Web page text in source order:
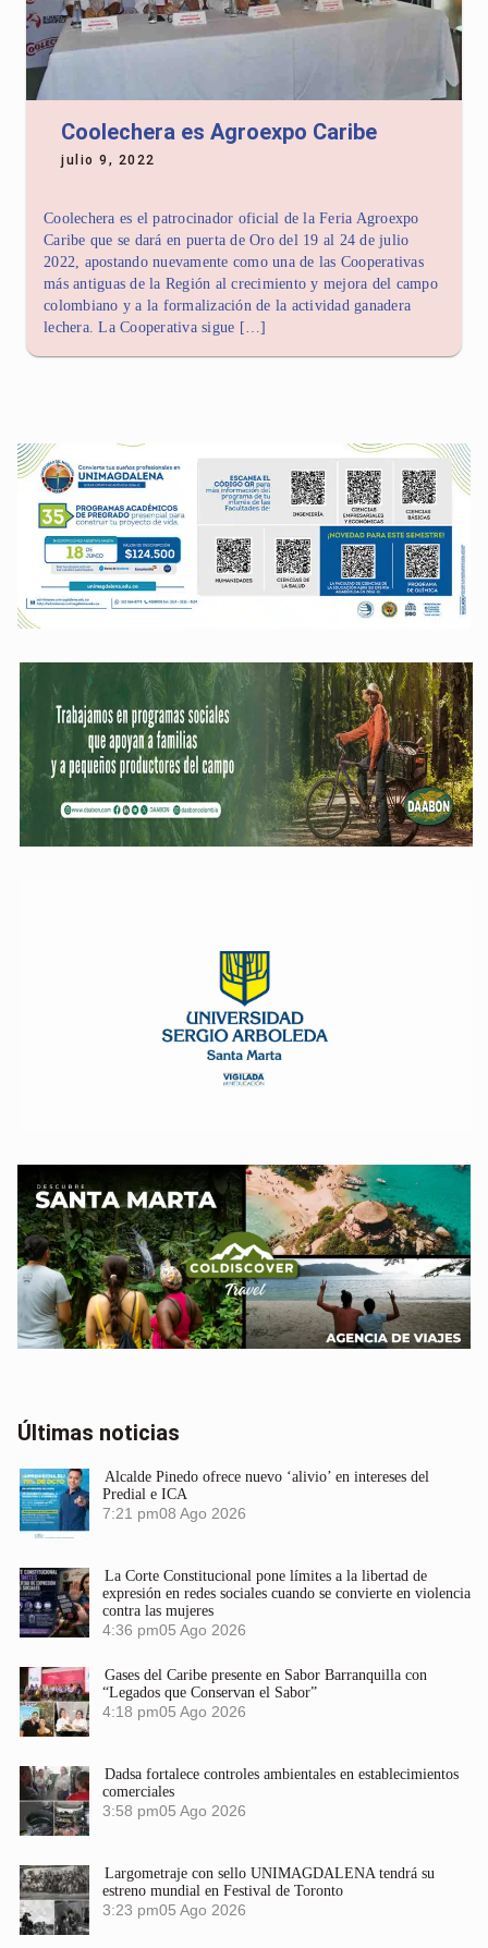
Coolechera es Agroexpo Caribe
julio 9, 2022
Coolechera es el patrocinador oficial de la Feria Agroexpo
Caribe que se dará en puerta de Oro del 19 al 24 de julio
2022, apostando nuevamente como una de las Cooperativas
más antiguas de la Región al crecimiento y mejora del campo
colombiano y a la formalización de la actividad ganadera
lechera. La Cooperativa sigue […]
Últimas noticias
Alcalde Pinedo ofrece nuevo ‘alivio’ en intereses del
Predial e ICA
7:21 pm08 Ago 2026
La Corte Constitucional pone límites a la libertad de
expresión en redes sociales cuando se convierte en violencia
contra las mujeres
4:36 pm05 Ago 2026
Gases del Caribe presente en Sabor Barranquilla con
“Legados que Conservan el Sabor”
4:18 pm05 Ago 2026
Dadsa fortalece controles ambientales en establecimientos
comerciales
3:58 pm05 Ago 2026
Largometraje con sello UNIMAGDALENA tendrá su
estreno mundial en Festival de Toronto
3:23 pm05 Ago 2026